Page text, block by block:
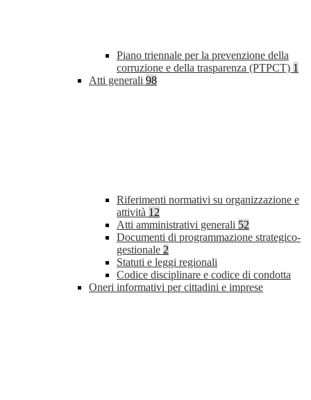
Piano triennale per la prevenzione della
corruzione e della trasparenza (PTPCT) 1
Atti generali 98
Riferimenti normativi su organizzazione e
attività 12
Atti amministrativi generali 52
Documenti di programmazione strategico-
gestionale 2
Statuti e leggi regionali
Codice disciplinare e codice di condotta
Oneri informativi per cittadini e imprese